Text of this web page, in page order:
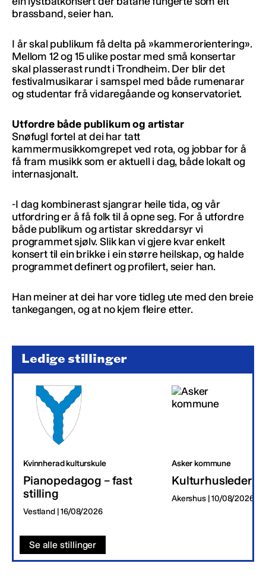
brassband, seier han.
I år skal publikum få delta på »kammerorientering».
Mellom 12 og 15 ulike postar med små konsertar
skal plasserast rundt i Trondheim. Der blir det
festivalmusikarar i samspel med både rumenarar
og studentar frå vidaregåande og konservatoriet.
Utfordre både publikum og artistar
Snøfugl fortel at dei har tatt
kammermusikkomgrepet ved rota, og jobbar for å
få fram musikk som er aktuell i dag, både lokalt og
internasjonalt.
-I dag kombinerast sjangrar heile tida, og vår
utfordring er å få folk til å opne seg. For å utfordre
både publikum og artistar skreddarsyr vi
programmet sjølv. Slik kan vi gjere kvar enkelt
konsert til ein brikke i ein større heilskap, og halde
programmet definert og profilert, seier han.
Han meiner at dei har vore tidleg ute med den breie
tankegangen, og at no kjem fleire etter.
Ledige stillinger
Kvinnherad kulturskule
Pianopedagog – fast
stilling
Vestland | 16/08/2026
Asker kommune
Kulturhusleder
Akershus | 10/08/2026
Se alle stillinger